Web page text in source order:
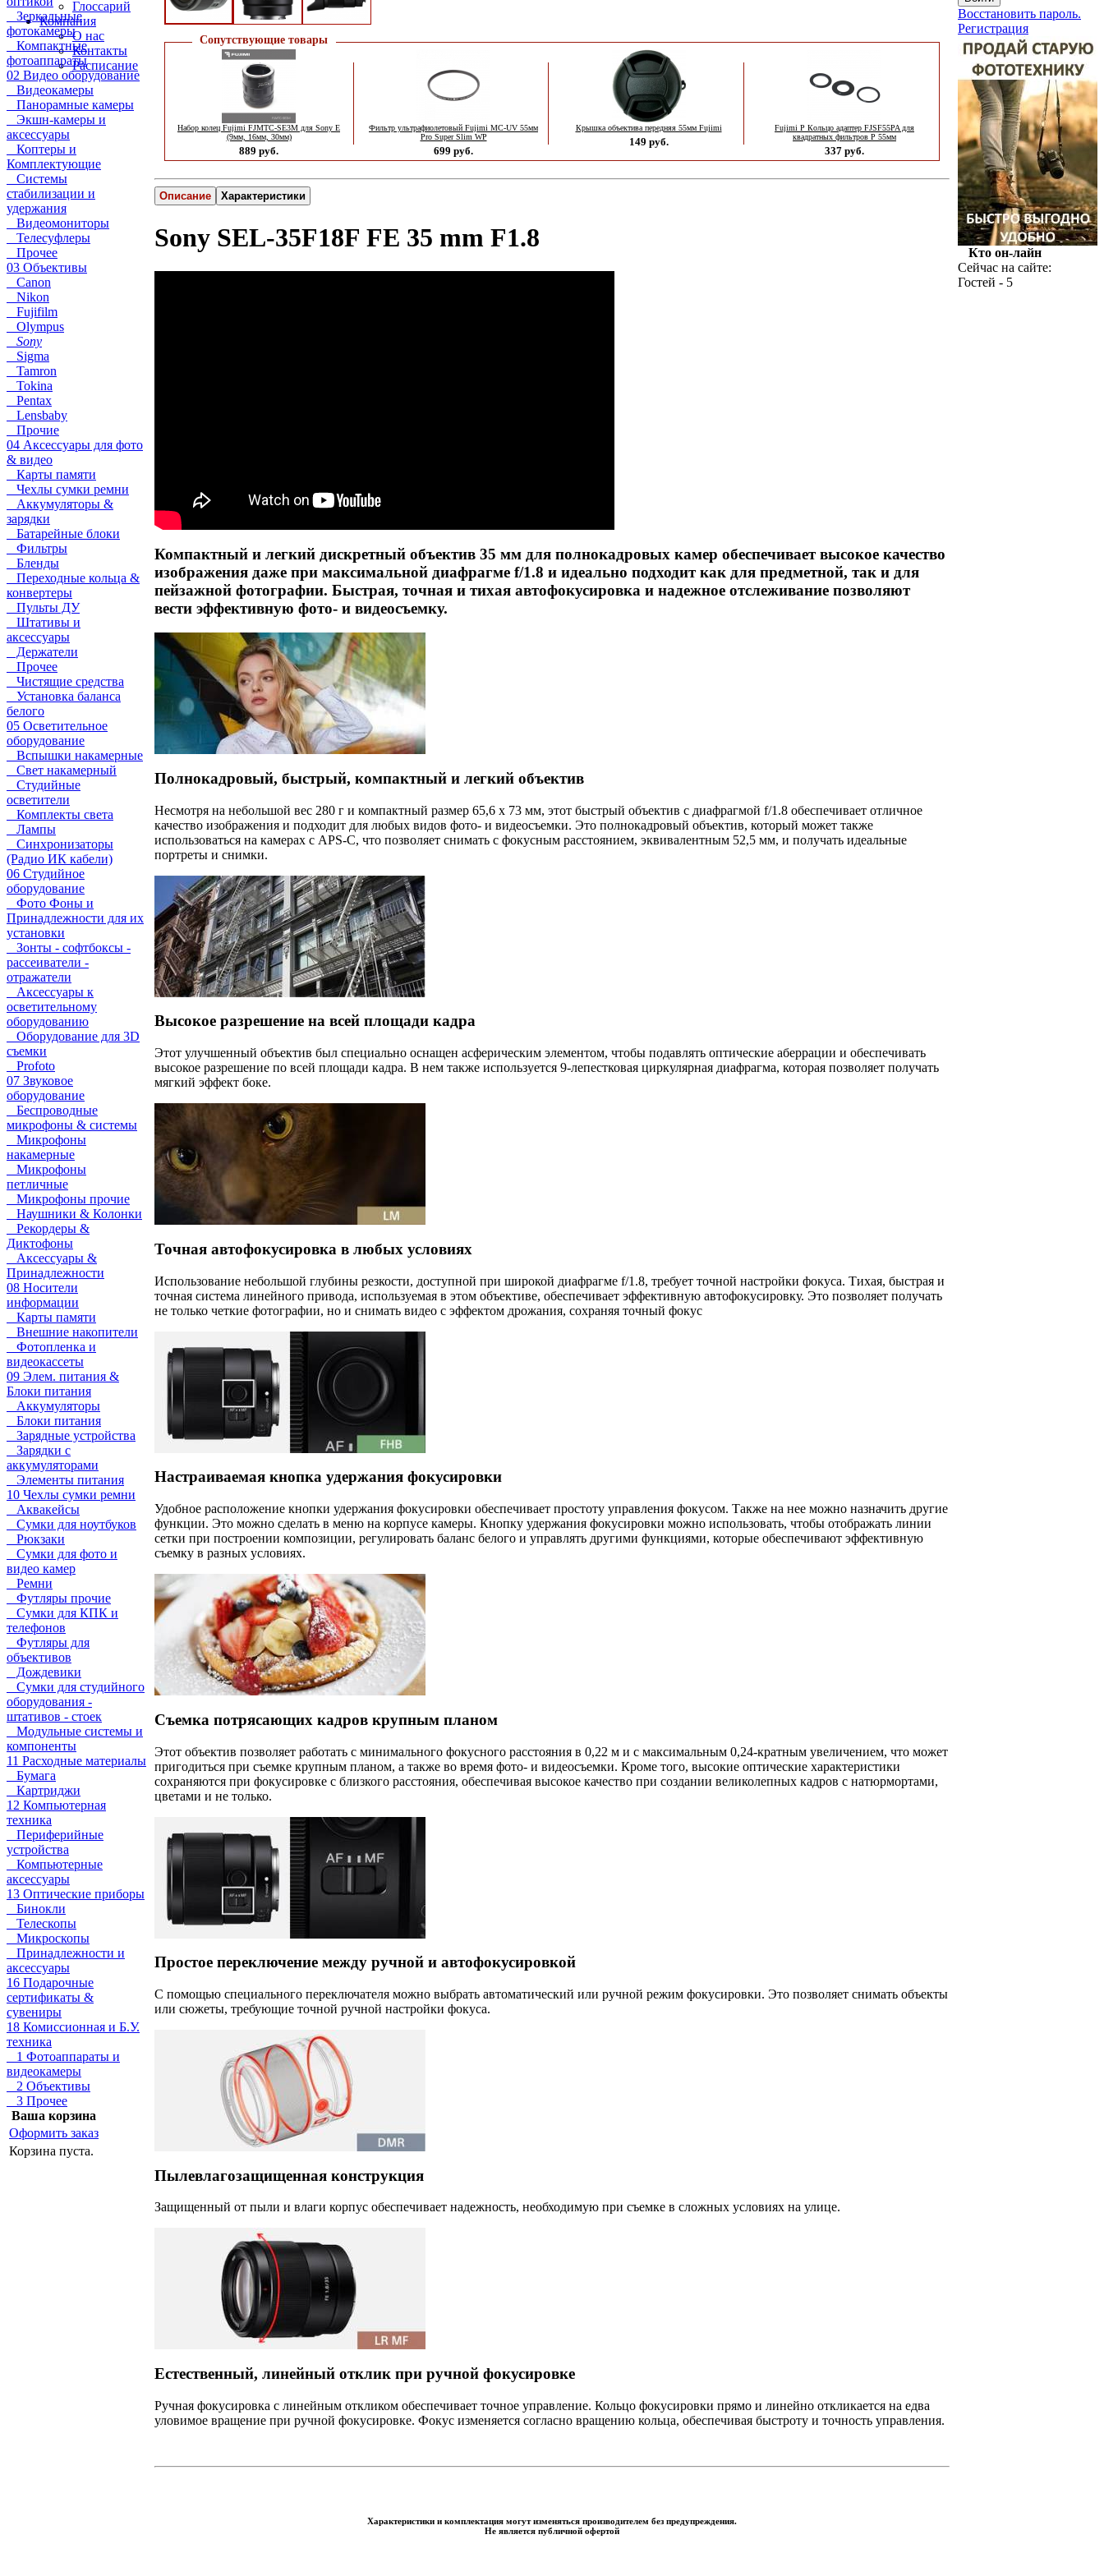
Глоссарий
Компания
О нас
Контакты
Расписание
Зеркальные
фотокамеры
Компактные
фотоаппараты
02 Видео оборудование
Видеокамеры
Панорамные камеры
Экшн-камеры и
аксессуары
Коптеры и
Комплектующие
Системы
стабилизации и
удержания
Видеомониторы
Телесуфлеры
Прочее
03 Объективы
Canon
Nikon
Fujifilm
Olympus
Sony
Sigma
Tamron
Tokina
Pentax
Lensbaby
Прочие
04 Аксессуары для фото
& видео
Карты памяти
Чехлы сумки ремни
Аккумуляторы &
зарядки
Батарейные блоки
Фильтры
Бленды
Переходные кольца &
конвертеры
Пульты ДУ
Штативы и
аксессуары
Держатели
Прочее
Чистящие средства
Установка баланса
белого
05 Осветительное
оборудование
Вспышки накамерные
Свет накамерный
Студийные
осветители
Комплекты света
Лампы
Синхронизаторы
(Радио ИК кабели)
06 Студийное
оборудование
Фото Фоны и
Принадлежности для их
установки
Зонты - софтбоксы -
рассеиватели -
отражатели
Аксессуары к
осветительному
оборудованию
Оборудование для 3D
съемки
Profoto
07 Звуковое
оборудование
Беспроводные
микрофоны & системы
Микрофоны
накамерные
Микрофоны
петличные
Микрофоны прочие
Наушники & Колонки
Рекордеры &
Диктофоны
Аксессуары &
Принадлежности
08 Носители
информации
Карты памяти
Внешние накопители
Фотопленка и
видеокассеты
09 Элем. питания &
Блоки питания
Аккумуляторы
Блоки питания
Зарядные устройства
Зарядки с
аккумуляторами
Элементы питания
10 Чехлы сумки ремни
Аквакейсы
Сумки для ноутбуков
Рюкзаки
Сумки для фото и
видео камер
Ремни
Футляры прочие
Сумки для КПК и
телефонов
Футляры для
объективов
Дождевики
Сумки для студийного
оборудования -
штативов - стоек
Модульные системы и
компоненты
11 Расходные материалы
Бумага
Картриджи
12 Компьютерная
техника
Периферийные
устройства
Компьютерные
аксессуары
13 Оптические приборы
Бинокли
Телескопы
Микроскопы
Принадлежности и
аксессуары
16 Подарочные
сертификаты &
сувениры
18 Комиссионная и Б.У.
техника
1 Фотоаппараты и
видеокамеры
2 Объективы
3 Прочее
Ваша корзина
Оформить заказ
Корзина пуста.
Сопутствующие товары
Набор колец Fujimi FJMTC-SE3M для Sony E
(9мм, 16мм, 30мм)
889 руб.
Фильтр ультрафиолетовый Fujimi MC-UV 55мм
Pro Super Slim WP
699 руб.
Крышка объектива передняя 55мм Fujimi
149 руб.
Fujimi P Кольцо адаптер FJSF55PA для
квадратных фильтров P 55мм
337 руб.
Описание Характеристики
Sony SEL-35F18F FE 35 mm F1.8
Компактный и легкий дискретный объектив 35 мм для полнокадровых камер обеспечивает высокое качество
изображения даже при максимальной диафрагме f/1.8 и идеально подходит как для предметной, так и для
пейзажной фотографии. Быстрая, точная и тихая автофокусировка и надежное отслеживание позволяют
вести эффективную фото- и видеосъемку.
Полнокадровый, быстрый, компактный и легкий объектив
Несмотря на небольшой вес 280 г и компактный размер 65,6 x 73 мм, этот быстрый объектив с диафрагмой f/1.8 обеспечивает отличное
качество изображения и подходит для любых видов фото- и видеосъемки. Это полнокадровый объектив, который может также
использоваться на камерах с APS-C, что позволяет снимать с фокусным расстоянием, эквивалентным 52,5 мм, и получать идеальные
портреты и снимки.
Высокое разрешение на всей площади кадра
Этот улучшенный объектив был специально оснащен асферическим элементом, чтобы подавлять оптические аберрации и обеспечивать
высокое разрешение по всей площади кадра. В нем также используется 9-лепестковая циркулярная диафрагма, которая позволяет получать
мягкий эффект боке.
Точная автофокусировка в любых условиях
Использование небольшой глубины резкости, доступной при широкой диафрагме f/1.8, требует точной настройки фокуса. Тихая, быстрая и
точная система линейного привода, используемая в этом объективе, обеспечивает эффективную автофокусировку. Это позволяет получать
не только четкие фотографии, но и снимать видео с эффектом дрожания, сохраняя точный фокус
Настраиваемая кнопка удержания фокусировки
Удобное расположение кнопки удержания фокусировки обеспечивает простоту управления фокусом. Также на нее можно назначить другие
функции. Это можно сделать в меню на корпусе камеры. Кнопку удержания фокусировки можно использовать, чтобы отображать линии
сетки при построении композиции, регулировать баланс белого и управлять другими функциями, которые обеспечивают эффективную
съемку в разных условиях.
Съемка потрясающих кадров крупным планом
Этот объектив позволяет работать с минимального фокусного расстояния в 0,22 м и с максимальным 0,24-кратным увеличением, что может
пригодиться при съемке крупным планом, а также во время фото- и видеосъемки. Кроме того, высокие оптические характеристики
сохраняются при фокусировке с близкого расстояния, обеспечивая высокое качество при создании великолепных кадров с натюрмортами,
цветами и не только.
Простое переключение между ручной и автофокусировкой
С помощью специального переключателя можно выбрать автоматический или ручной режим фокусировки. Это позволяет снимать объекты
или сюжеты, требующие точной ручной настройки фокуса.
Пылевлагозащищенная конструкция
Защищенный от пыли и влаги корпус обеспечивает надежность, необходимую при съемке в сложных условиях на улице.
Естественный, линейный отклик при ручной фокусировке
Ручная фокусировка с линейным откликом обеспечивает точное управление. Кольцо фокусировки прямо и линейно откликается на едва
уловимое вращение при ручной фокусировке. Фокус изменяется согласно вращению кольца, обеспечивая быстроту и точность управления.
Характеристики и комплектация могут изменяться производителем без предупреждения.
Не является публичной офертой
Восстановить пароль.
Регистрация
Кто он-лайн
Сейчас на сайте:
Гостей - 5